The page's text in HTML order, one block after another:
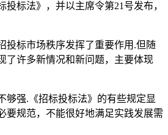
投标法》，并以主席令第21号发布，
投标市场秩序发挥了重要作用.但随
了许多新情况和新问题，主要体现
够强.《招标投标法》的有些规定显
要规范，不能很好地满足实践发展需